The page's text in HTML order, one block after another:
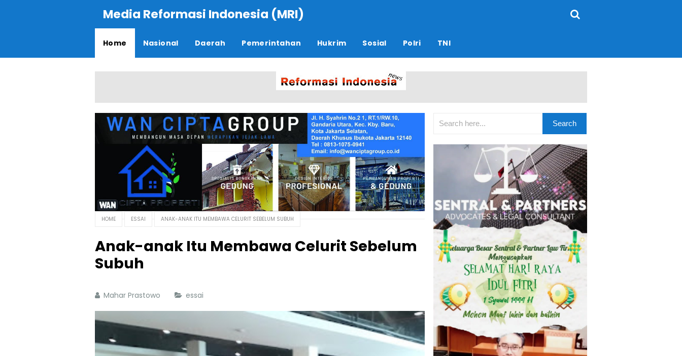
Media Reformasi Indonesia (MRI)
Home Nasional Daerah Pemerintahan Hukrim Sosial Polri TNI
HOME ESSAI ANAK-ANAK ITU MEMBAWA CELURIT SEBELUM SUBUH
Anak-anak Itu Membawa Celurit Sebelum
Subuh
Mahar Prastowo essai